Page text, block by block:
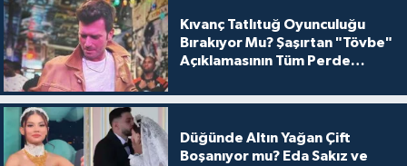
Kıvanç Tatlıtuğ Oyunculuğu
Bırakıyor Mu? Şaşırtan "Tövbe"
Açıklamasının Tüm Perde
Düğünde Altın Yağan Çift
Boşanıyor mu? Eda Sakız ve